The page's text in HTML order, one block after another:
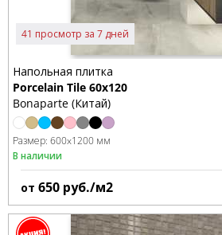
41 просмотр за 7 дней
Напольная плитка
Porcelain Tile 60x120
Bonaparte (Китай)
Размер: 600x1200 мм
В наличии
от 650 руб./м2